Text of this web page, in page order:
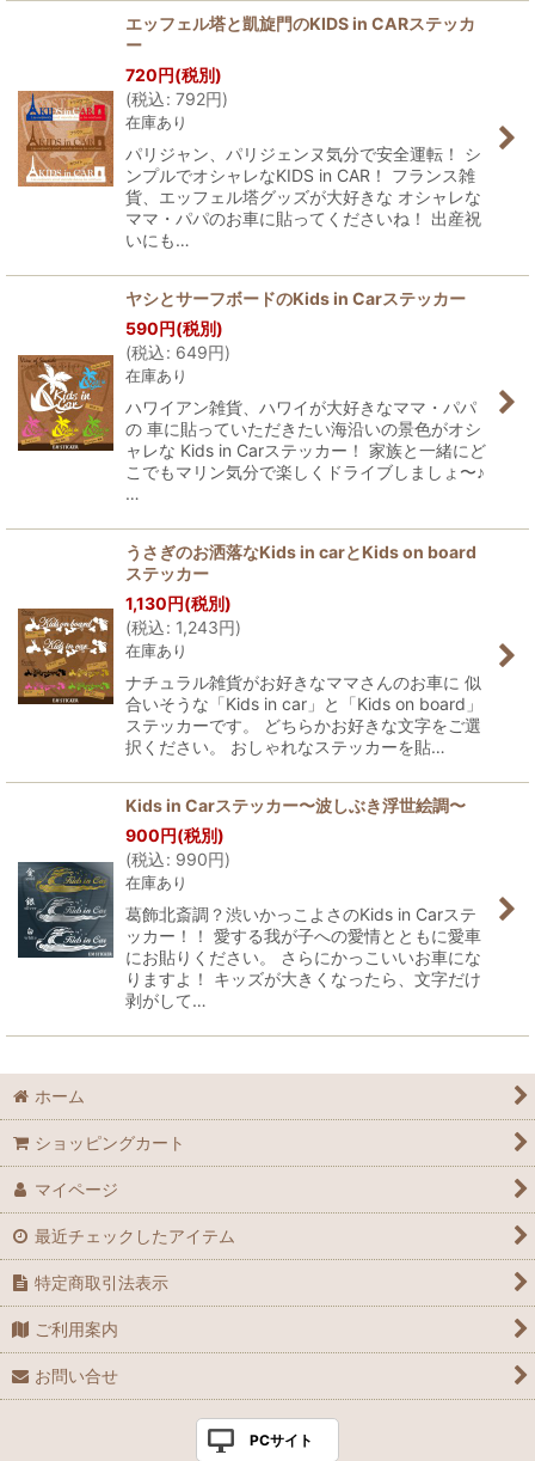
エッフェル塔と凱旋門のKIDS in CARステッカ
ー
720円(税別)
(税込: 792円)
在庫あり
パリジャン、パリジェンヌ気分で安全運転！ シ
ンプルでオシャレなKIDS in CAR！ フランス雑
貨、エッフェル塔グッズが大好きな オシャレな
ママ・パパのお車に貼ってくださいね！ 出産祝
いにも…
ヤシとサーフボードのKids in Carステッカー
590円(税別)
(税込: 649円)
在庫あり
ハワイアン雑貨、ハワイが大好きなママ・パパ
の 車に貼っていただきたい海沿いの景色がオシ
ャレな Kids in Carステッカー！ 家族と一緒にど
こでもマリン気分で楽しくドライブしましょ〜♪
…
うさぎのお洒落なKids in carとKids on board
ステッカー
1,130円(税別)
(税込: 1,243円)
在庫あり
ナチュラル雑貨がお好きなママさんのお車に 似
合いそうな「Kids in car」と「Kids on board」
ステッカーです。 どちらかお好きな文字をご選
択ください。 おしゃれなステッカーを貼…
Kids in Carステッカー〜波しぶき浮世絵調〜
900円(税別)
(税込: 990円)
在庫あり
葛飾北斎調？渋いかっこよさのKids in Carステ
ッカー！！ 愛する我が子への愛情とともに愛車
にお貼りください。 さらにかっこいいお車にな
りますよ！ キッズが大きくなったら、文字だけ
剥がして…
ホーム
ショッピングカート
マイページ
最近チェックしたアイテム
特定商取引法表示
ご利用案内
お問い合せ
PCサイト